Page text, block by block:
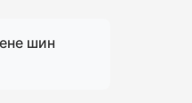
шин